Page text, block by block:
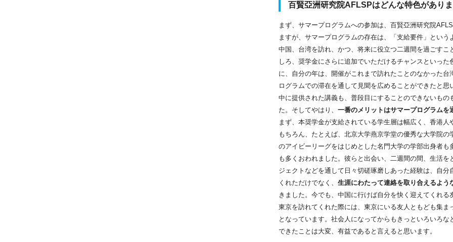
百賢亞洲研究院AFLSPはどんな特色があり
まず、サマープログラムへの参加は、百賢亞洲研究院
ますが、サマープログラムの存在は、「支給要件」という
中国、台湾を訪れ、かつ、将来に役立つ二週間を過ごすこ
しろ、奨学金にさらに追加でいただけるチャンスといった
に、自分の年は、開催がこれまで訪れたことのなかった台
ログラムでの滞在を通して見聞を広めることができたと思
中に提供された講義も、普段目にすることのできないもの
た。そしてやはり、一番のメリットはサマープログラムを
まず、本奨学金が支給されている学生層は幅広く、香港人
もちろん、たとえば、北京大学燕京学堂の優秀な大学院の
のアイビーリーグをはじめとした名門大学の学部出身者も
も多くおわれました。彼らと出会い、二週間の間、生活を
ジェクトなどを通して日々切磋琢磨しあった経験は、自分
くれただけでなく、生涯にわたって連絡を取り合えるよう
きました。今でも、中国に行けば自分を快く迎えてくれる
東京を訪れてくれた際には、東京にいる友人ともども集ま
となっています。社会人になってからもきっといろいろな
できたことは大変、有益であると言えると思います。